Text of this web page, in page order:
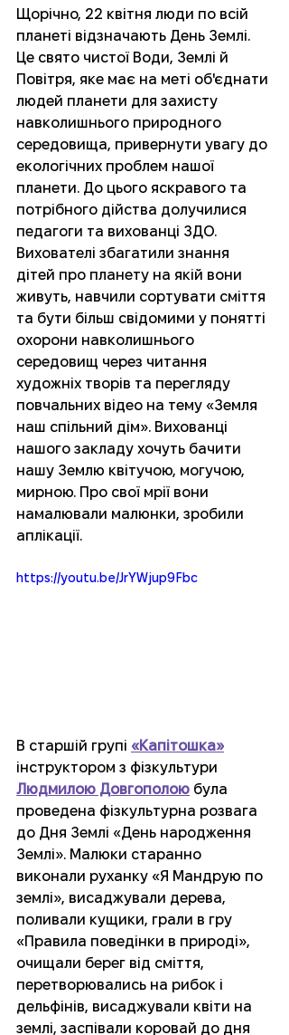
Щорічно, 22 квітня люди по всій
планеті відзначають День Землі.
Це свято чистої Води, Землі й
Повітря, яке має на меті об'єднати
людей планети для захисту
навколишнього природного
середовища, привернути увагу до
екологічних проблем нашої
планети. До цього яскравого та
потрібного дійства долучилися
педагоги та вихованці ЗДО.
Вихователі збагатили знання
дітей про планету на якій вони
живуть, навчили сортувати сміття
та бути більш свідомими у понятті
охорони навколишнього
середовищ через читання
художніх творів та перегляду
повчальних відео на тему «Земля
наш спільний дім». Вихованці
нашого закладу хочуть бачити
нашу Землю квітучою, могучою,
мирною. Про свої мрії вони
намалювали малюнки, зробили
аплікації.
https://youtu.be/JrYWjup9Fbc
В старшій групі «Капітошка»
інструктором з фізкультури
Людмилою Довгополою була
проведена фізкультурна розвага
до Дня Землі «День народження
Землі». Малюки старанно
виконали руханку «Я Мандрую по
землі», висаджували дерева,
поливали кущики, грали в гру
«Правила поведінки в природі»,
очищали берег від сміття,
перетворювались на рибок і
дельфінів, висаджували квіти на
землі, заспівали коровай до дня